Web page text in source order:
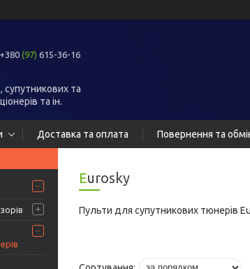
+380 (97) 615-36-16
супутникових та
та ін.
Доставка та оплата Повернення та
Eurosky
Пульти для супутникових тюнерів